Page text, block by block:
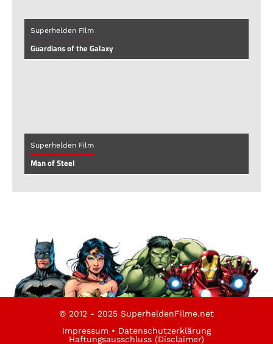
Superhelden Film
Guardians of the Galaxy
Superhelden Film
Man of Steel
© 2012 - 2025 SuperheldenFilme.net
Impressum • Datenschutzerklärung
Haftungsausschluss (Disclaimer)